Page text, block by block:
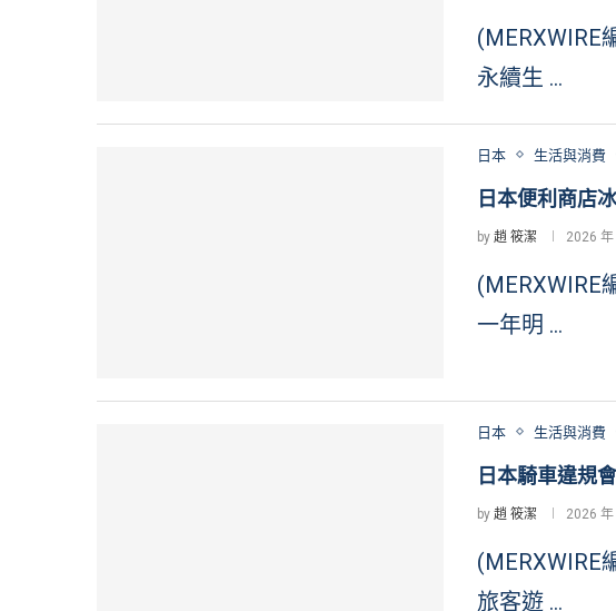
(MERXWIRE
永續生 …
日本 生活與消費
日本便利商店
by 趙 筱潔 2026 年
(MERXWIRE
一年明 …
日本 生活與消費
日本騎車違規
by 趙 筱潔 2026 年
(MERXWIRE
旅客遊 …